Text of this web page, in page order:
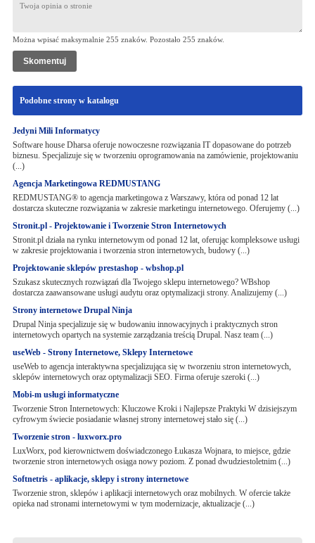
Można wpisać maksymalnie 255 znaków. Pozostało 255 znaków.
Podobne strony w katalogu
Jedyni Mili Informatycy
Software house Dharsa oferuje nowoczesne rozwiązania IT dopasowane do potrzeb
biznesu. Specjalizuje się w tworzeniu oprogramowania na zamówienie, projektowaniu
(...)
Agencja Marketingowa REDMUSTANG
REDMUSTANG® to agencja marketingowa z Warszawy, która od ponad 12 lat
dostarcza skuteczne rozwiązania w zakresie marketingu internetowego. Oferujemy (...)
Stronit.pl - Projektowanie i Tworzenie Stron Internetowych
Stronit.pl działa na rynku internetowym od ponad 12 lat, oferując kompleksowe usługi
w zakresie projektowania i tworzenia stron internetowych, budowy (...)
Projektowanie sklepów prestashop - wbshop.pl
Szukasz skutecznych rozwiązań dla Twojego sklepu internetowego? WBshop
dostarcza zaawansowane usługi audytu oraz optymalizacji strony. Analizujemy (...)
Strony internetowe Drupal Ninja
Drupal Ninja specjalizuje się w budowaniu innowacyjnych i praktycznych stron
internetowych opartych na systemie zarządzania treścią Drupal. Nasz team (...)
useWeb - Strony Internetowe, Sklepy Internetowe
useWeb to agencja interaktywna specjalizująca się w tworzeniu stron internetowych,
sklepów internetowych oraz optymalizacji SEO. Firma oferuje szeroki (...)
Mobi-m usługi informatyczne
Tworzenie Stron Internetowych: Kluczowe Kroki i Najlepsze Praktyki W dzisiejszym
cyfrowym świecie posiadanie własnej strony internetowej stało się (...)
Tworzenie stron - luxworx.pro
LuxWorx, pod kierownictwem doświadczonego Łukasza Wojnara, to miejsce, gdzie
tworzenie stron internetowych osiąga nowy poziom. Z ponad dwudziestoletnim (...)
Softnetris - aplikacje, sklepy i strony internetowe
Tworzenie stron, sklepów i aplikacji internetowych oraz mobilnych. W ofercie także
opieka nad stronami internetowymi w tym modernizacje, aktualizacje (...)